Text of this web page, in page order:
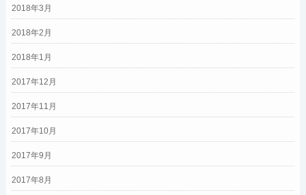
2018年3月
2018年2月
2018年1月
2017年12月
2017年11月
2017年10月
2017年9月
2017年8月